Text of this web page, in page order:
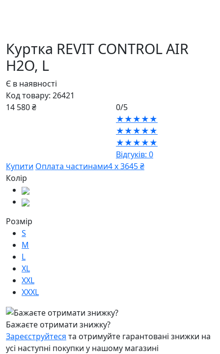
Куртка REVIT CONTROL AIR
H2O, L
Є в наявності
Код товару: 26421
14 580 ₴
0/5
★★★★★
★★★★★
★★★★★
Відгуків: 0
Купити Оплата частинами4 х 3645 ₴
Колір
Розмір
S
M
L
XL
XXL
XXXL
Бажаєте отримати знижку?
Зареєструйтеся та отримуйте гарантовані знижки на
усі наступні покупки у нашому магазині